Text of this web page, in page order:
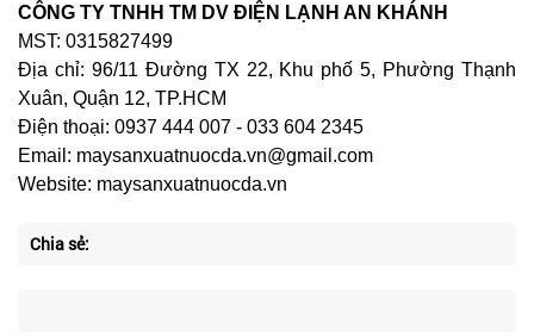
CÔNG TY TNHH TM DV ĐIỆN LẠNH AN KHÁNH
MST: 0315827499
Địa chỉ: 96/11 Đường TX 22, Khu phố 5, Phường Thạnh
Xuân, Quận 12, TP.HCM
Điện thoại: 0937 444 007 - 033 604 2345
Email: maysanxuatnuocda.vn@gmail.com
Website: maysanxuatnuocda.vn
Chia sẻ: